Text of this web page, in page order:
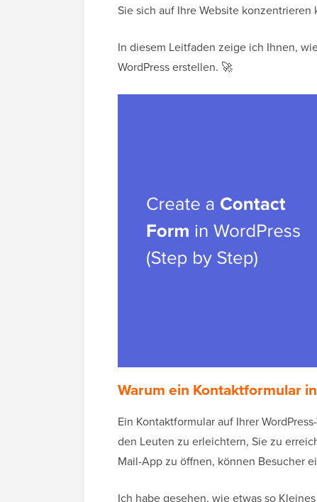
Sie sich auf Ihre Website konzentrieren
In diesem Leitfaden zeige ich Ihnen,
WordPress erstellen. 🚀
Warum ein Kontaktformular
Ein Kontaktformular auf Ihrer
den Leuten zu erleichtern, Sie zu
Mail-App zu öffnen, können Besucher
Ich habe gesehen, wie etwas so